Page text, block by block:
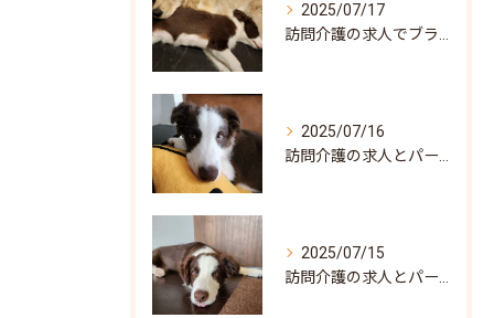
2025/07/17
2025/07/16
2025/07/15